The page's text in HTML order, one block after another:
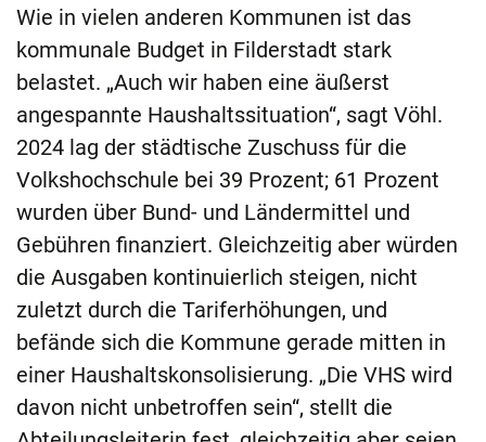
Wie in vielen anderen Kommunen ist das
kommunale Budget in Filderstadt stark
belastet. „Auch wir haben eine äußerst
angespannte Haushaltssituation“, sagt Vöhl.
2024 lag der städtische Zuschuss für die
Volkshochschule bei 39 Prozent; 61 Prozent
wurden über Bund- und Ländermittel und
Gebühren finanziert. Gleichzeitig aber würden
die Ausgaben kontinuierlich steigen, nicht
zuletzt durch die Tariferhöhungen, und
befände sich die Kommune gerade mitten in
einer Haushaltskonsolisierung. „Die VHS wird
davon nicht unbetroffen sein“, stellt die